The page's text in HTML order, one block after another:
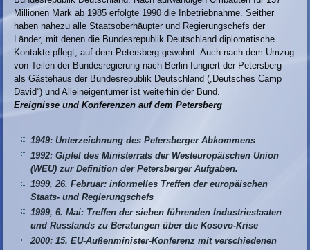
Millionen Mark ab 1985 erfolgte 1990 die Inbetriebnahme. Seither
haben nahezu alle Staatsoberhäupter und Regierungschefs der
Länder, mit denen die Bundesrepublik Deutschland diplomatische
Kontakte pflegt, auf dem Petersberg gewohnt. Auch nach dem Umzug
von Teilen der Bundesregierung nach Berlin fungiert der Petersberg
als Gästehaus der Bundesrepublik Deutschland („Deutsches Camp
David“) und Alleineigentümer ist weiterhin der Bund.
Ereignisse und Konferenzen auf dem Petersberg
1949: Unterzeichnung des Petersberger Abkommens
1992: Gipfel des Ministerrats der Westeuropäischen Union
(WEU) zur Definition der Petersberger Aufgaben.
1999, 26. Februar: informelles Treffen der europäischen
Staats- und Regierungschefs
1999, 6. Mai: Treffen der sieben führenden Industriestaaten
und Russlands zu Beratungen über die Kosovo-Krise
2000: 15. EU-Außenminister-Konferenz mit verschiedenen